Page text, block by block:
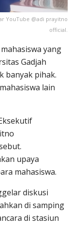
YouTube @adi prayitno
official.
yang
Gadjah
banyak pihak.
lain
upaya
mahasiswa.
diskusi
di samping
di stasiun